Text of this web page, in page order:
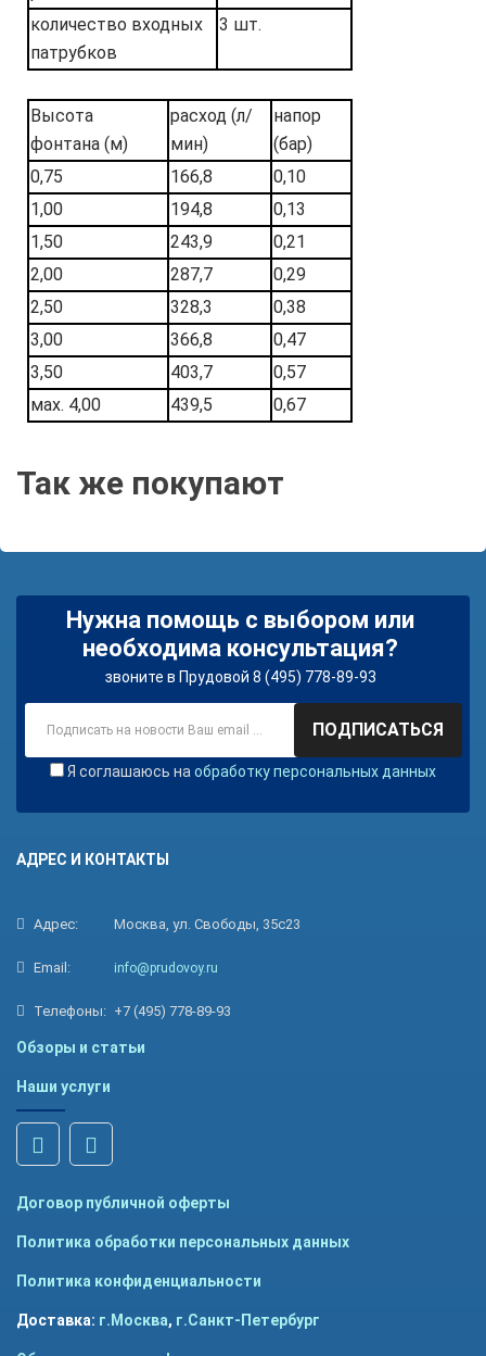
количество входных
патрубков
3 шт.
Высота
фонтана (м)
расход (л/
мин)
напор
(бар)
0,75
166,8
0,10
1,00
194,8
0,13
1,50
243,9
0,21
2,00
287,7
0,29
2,50
328,3
0,38
3,00
366,8
0,47
3,50
403,7
0,57
мах. 4,00
439,5 0,67
Так же покупают
Нужна помощь с выбором или
необходима консультация?
звоните в Прудовой 8 (495) 778-89-93
ПОДПИСАТЬСЯ
Я соглашаюсь на обработку персональных данных
АДРЕС И КОНТАКТЫ
Адрес: Москва, ул. Свободы, 35с23
Email: info@prudovoy.ru
Телефоны: +7 (495) 778-89-93
Обзоры и статьи
Наши услуги
Договор публичной оферты
Политика обработки персональных данных
Политика конфиденциальности
Доставка: г.Москва, г.Санкт-Петербург